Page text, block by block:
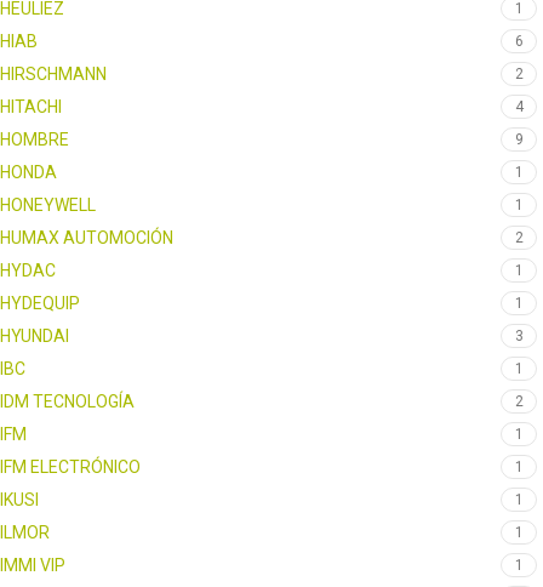
HEULIEZ 1
HIAB 6
HIRSCHMANN 2
HITACHI 4
HOMBRE 9
HONDA 1
HONEYWELL 1
HUMAX AUTOMOCIÓN 2
HYDAC 1
HYDEQUIP 1
HYUNDAI 3
IBC 1
IDM TECNOLOGÍA 2
IFM 1
IFM ELECTRÓNICO 1
IKUSI 1
ILMOR 1
IMMI VIP 1